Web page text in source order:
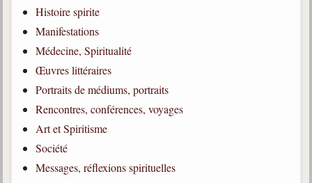
Les bases du spiritisme
Philosophie
La doctrine d'Allan Kardec
But des manifestations spirites
Esprits
Histoire spirite
Manifestations
Médecine, Spiritualité
Œuvres littéraires
Portraits de médiums, portraits
Rencontres, conférences, voyages
Art et Spiritisme
Société
Messages, réflexions spirituelles